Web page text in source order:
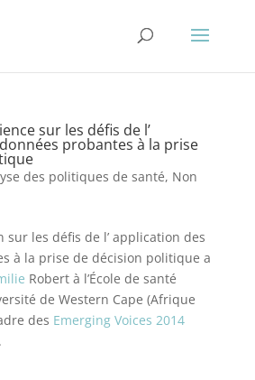
sur les défis de l’
probantes à la prise
des politiques de santé, Non
sur les défis de l’ application des
à la prise de décision politique a
Robert à l’École de santé
de Western Cape (Afrique
des Emerging Voices 2014